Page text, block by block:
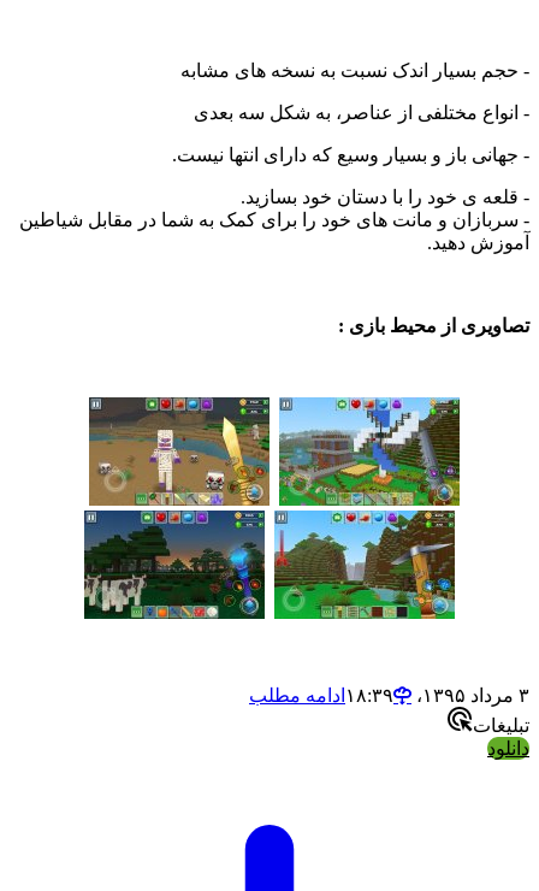
اندک نسبت به نسخه های مشابه
مختلفی از عناصر، به شکل سه بعدی
باز و بسیار وسیع که دارای انتها نیست.
ی خود را با دستان خود بسازید.
و مانت های خود را برای کمک به شما در مقابل شیاطین
دهید.
از محیط بازی :
ادامه مطلب